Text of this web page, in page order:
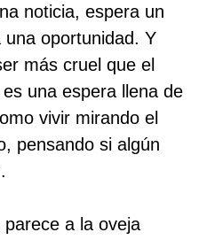
noticia, espera un
oportunidad. Y
más cruel que el
una espera llena de
vivir mirando el
pensando si algún
a la oveja